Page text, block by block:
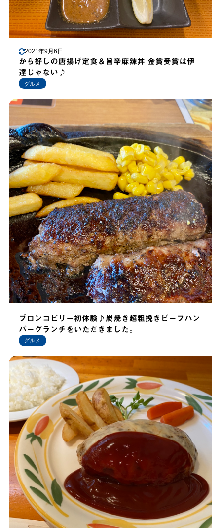
2021年9月6日
から好しの唐揚げ定食＆旨辛麻辣丼 金賞受賞は伊
達じゃない♪
グルメ
ブロンコビリー初体験♪炭焼き超粗挽きビーフハン
バーグランチをいただきました。
グルメ